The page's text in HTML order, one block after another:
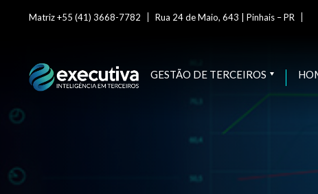
Matriz +55 (41) 3668-7782 Rua 24 de Maio, 643 | Pinhais – PR
GESTÃO DE TERCEIROS